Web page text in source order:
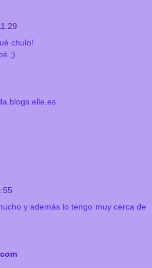
chulo!
;)
y además lo tengo muy cerca de